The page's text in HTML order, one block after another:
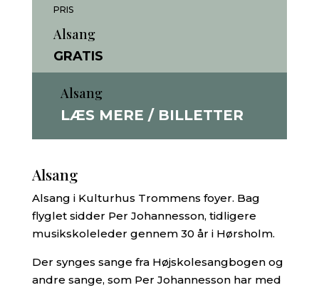
PRIS
Alsang
GRATIS
Alsang
LÆS MERE / BILLETTER
Alsang
Alsang i Kulturhus Trommens foyer. Bag
flyglet sidder Per Johannesson, tidligere
musikskoleleder gennem 30 år i Hørsholm.
Der synges sange fra Højskolesangbogen og
andre sange, som Per Johannesson har med